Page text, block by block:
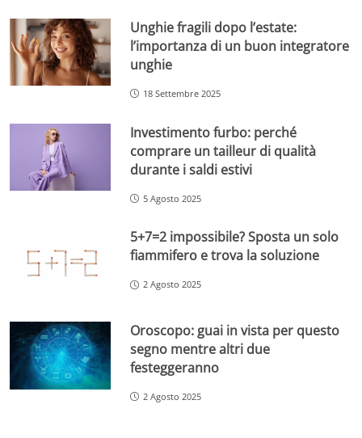
Unghie fragili dopo l’estate:
l’importanza di un buon integratore
unghie
18 Settembre 2025
Investimento furbo: perché
comprare un tailleur di qualità
durante i saldi estivi
5 Agosto 2025
5+7=2 impossibile? Sposta un solo
fiammifero e trova la soluzione
2 Agosto 2025
Oroscopo: guai in vista per questo
segno mentre altri due
festeggeranno
2 Agosto 2025